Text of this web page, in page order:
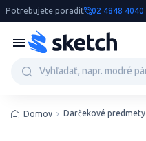
Potrebujete poradiť 02 4848 4040
Domov Darčekové predmety